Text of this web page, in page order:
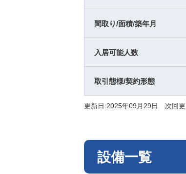
間取り/面積/築年月
入居可能人数
取引態様/契約形態
更新日:2025年09月29日 次回更
設備一覧